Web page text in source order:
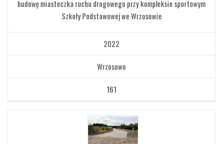
budowę miasteczka ruchu drogowego przy kompleksie sportowym
Szkoły Podstawowej we Wrzosowie
2022
Wrzosowo
161